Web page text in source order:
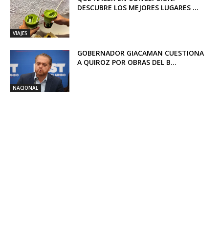
VIAJES
DESCUBRE LOS MEJORES LUGARES ...
NACIONAL
GOBERNADOR GIACAMAN CUESTIONA
A QUIROZ POR OBRAS DEL B...